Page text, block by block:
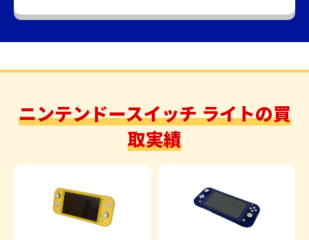
ニンテンドースイッチ ライトの買
取実績